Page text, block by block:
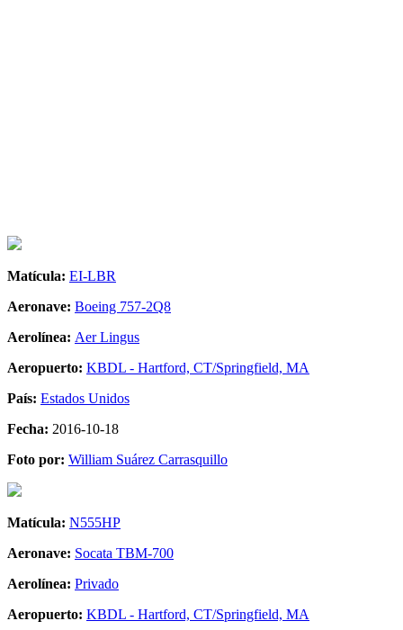
Matícula: EI-LBR
Aeronave: Boeing 757-2Q8
Aerolínea: Aer Lingus
Aeropuerto: KBDL - Hartford, CT/Springfield, MA
País: Estados Unidos
Fecha: 2016-10-18
Foto por: William Suárez Carrasquillo
Matícula: N555HP
Aeronave: Socata TBM-700
Aerolínea: Privado
Aeropuerto: KBDL - Hartford, CT/Springfield, MA